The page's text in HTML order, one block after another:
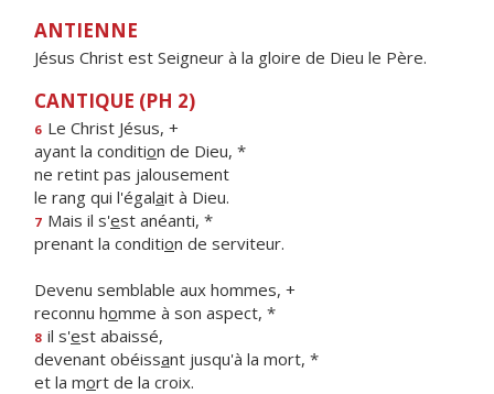
ANTIENNE
Jésus Christ est Seigneur à la gloire de Dieu le Père.
CANTIQUE (PH 2)
6 Le Christ Jésus, +
ayant la condition de Dieu, *
ne retint pas jalousement
le rang qui l'égalait à Dieu.
7 Mais il s'est anéanti, *
prenant la condition de serviteur.
Devenu semblable aux hommes, +
reconnu homme à son aspect, *
8 il s'est abaissé,
devenant obéissant jusqu'à la mort, *
et la mort de la croix.